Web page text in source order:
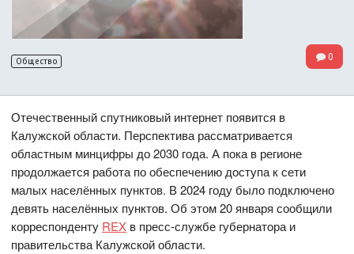
Общество 0
Отечественный спутниковый интернет появится в
Калужской области. Перспектива рассматривается
областным минцифры до 2030 года. А пока в регионе
продолжается работа по обеспечению доступа к сети
малых населённых пунктов. В 2024 году было подключено
девять населённых пунктов. Об этом 20 января сообщили
корреспонденту REX в пресс-службе губернатора и
правительства Калужской области.